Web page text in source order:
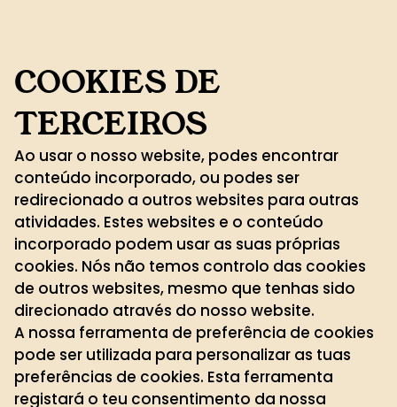
COOKIES DE
TERCEIROS
Ao usar o nosso website, podes encontrar
conteúdo incorporado, ou podes ser
redirecionado a outros websites para outras
atividades. Estes websites e o conteúdo
incorporado podem usar as suas próprias
cookies. Nós não temos controlo das cookies
de outros websites, mesmo que tenhas sido
direcionado através do nosso website.
A nossa ferramenta de preferência de cookies
pode ser utilizada para personalizar as tuas
preferências de cookies. Esta ferramenta
registará o teu consentimento da nossa